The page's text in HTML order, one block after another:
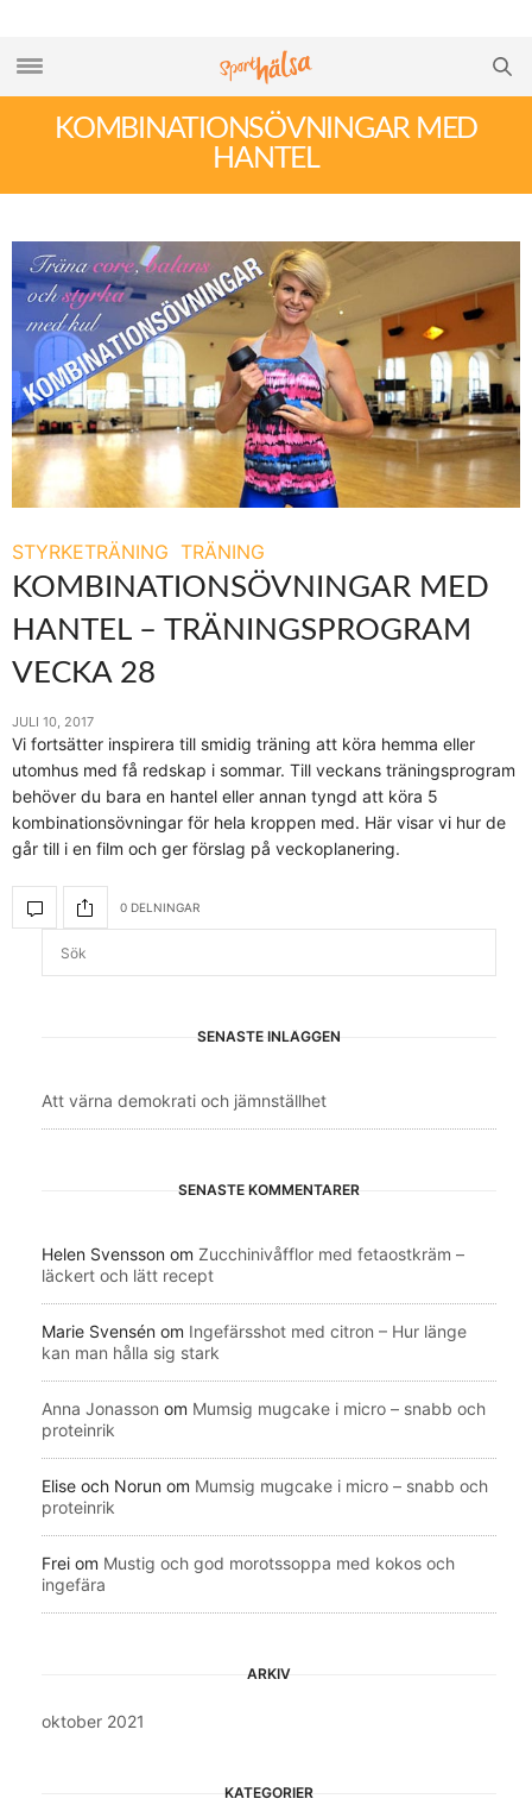
KOMBINATIONSÖVNINGAR MED
HANTEL
STYRKETRÄNING TRÄNING
KOMBINATIONSÖVNINGAR MED
HANTEL – TRÄNINGSPROGRAM
VECKA 28
JULI 10, 2017
Vi fortsätter inspirera till smidig träning att köra hemma eller
utomhus med få redskap i sommar. Till veckans träningsprogram
behöver du bara en hantel eller annan tyngd att köra 5
kombinationsövningar för hela kroppen med. Här visar vi hur de
går till i en film och ger förslag på veckoplanering.
0 DELNINGAR
SENASTE INLÄGGEN
Att värna demokrati och jämnställhet
SENASTE KOMMENTARER
Helen Svensson om Zucchinivåfflor med fetaostkräm –
läckert och lätt recept
Marie Svensén om Ingefärsshot med citron – Hur länge
kan man hålla sig stark
Anna Jonasson om Mumsig mugcake i micro – snabb och
proteinrik
Elise och Norun om Mumsig mugcake i micro – snabb och
proteinrik
Frei om Mustig och god morotssoppa med kokos och
ingefära
ARKIV
oktober 2021
KATEGORIER